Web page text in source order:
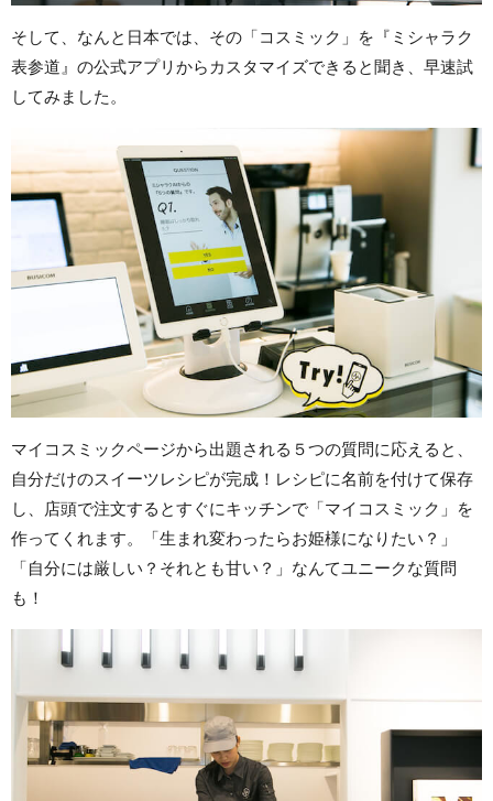
そして、なんと日本では、その「コスミック」を『ミシャラク
表参道』の公式アプリからカスタマイズできると聞き、早速試
してみました。
マイコスミックページから出題される５つの質問に応えると、
自分だけのスイーツレシピが完成！レシピに名前を付けて保存
し、店頭で注文するとすぐにキッチンで「マイコスミック」を
作ってくれます。「生まれ変わったらお姫様になりたい？」
「自分には厳しい？それとも甘い？」なんてユニークな質問
も！